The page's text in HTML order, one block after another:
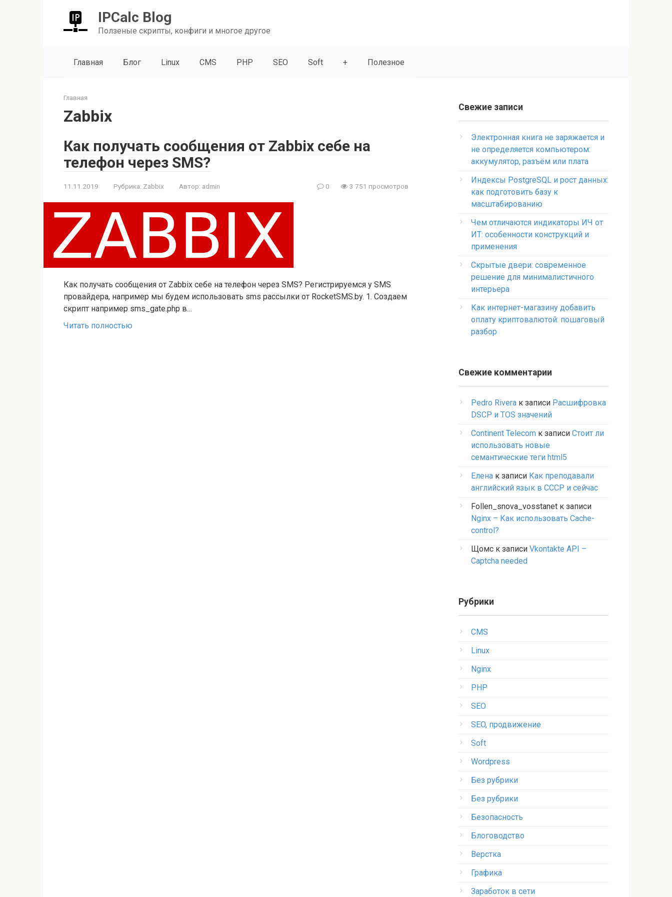
IPCalc Blog
Ползеные скрипты, конфиги и многое другое
Главная Блог Linux CMS PHP SEO Soft + Полезное
Главная
Zabbix
Как получать сообщения от Zabbix себе на
телефон через SMS?
11.11.2019 Рубрика: Zabbix Автор: admin 0 3 751 просмотров
Как получать сообщения от Zabbix себе на телефон через SMS? Регистрируемся у SMS
провайдера, например мы будем использовать sms рассылки от RocketSMS.by. 1. Создаем
скрипт например sms_gate.php в…
Читать полностью
Свежие записи
Электронная книга не заряжается и
не определяется компьютером:
аккумулятор, разъём или плата
Индексы PostgreSQL и рост данных:
как подготовить базу к
масштабированию
Чем отличаются индикаторы ИЧ от
ИТ: особенности конструкций и
применения
Скрытые двери: современное
решение для минималистичного
интерьера
Как интернет-магазину добавить
оплату криптовалютой: пошаговый
разбор
Свежие комментарии
Pedro Rivera к записи Расшифровка
DSCP и TOS значений
Continent Telecom к записи Стоит ли
использовать новые
семантические теги html5
Елена к записи Как преподавали
английский язык в СССР и сейчас
Follen_snova_vosstanet к записи
Nginx – Как использовать Cache-
control?
Щомс к записи Vkontakte API –
Captcha needed
Рубрики
CMS
Linux
Nginx
PHP
SEO
SEO, продвижение
Soft
Wordpress
Без рубрики
Без рубрики
Безопасность
Блоговодство
Верстка
Графика
Заработок в сети